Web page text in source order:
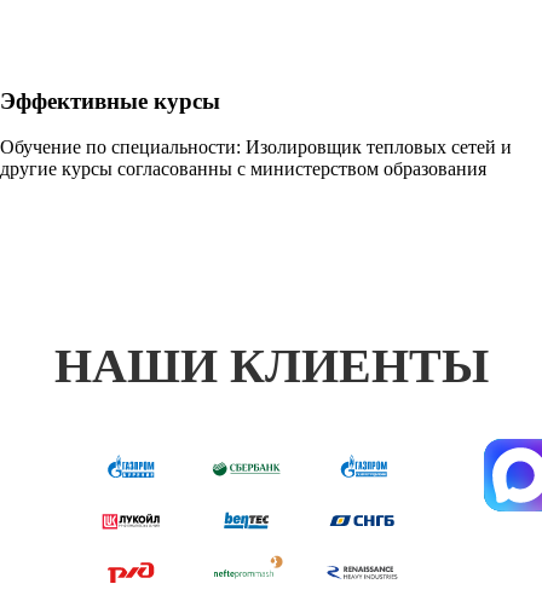
Эффективные курсы
Обучение по специальности: Изолировщик тепловых сетей и
другие курсы согласованны с министерством образования
НАШИ КЛИЕНТЫ